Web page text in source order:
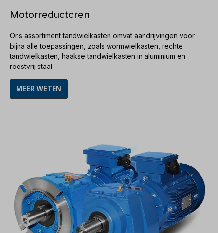
Motorreductoren
Ons assortimenttandwielkasten omvat aandrijvingen voor
bijna alle toepassingen, zoals wormwielkasten rechte
tandwielkasten haakse tandwielkasten in aluminium en
roestvrij staal.
MEER WETEN